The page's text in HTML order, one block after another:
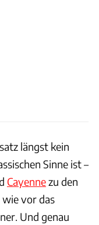
längst kein
Sinne ist –
Cayennezu den
wie vor das
Und genau